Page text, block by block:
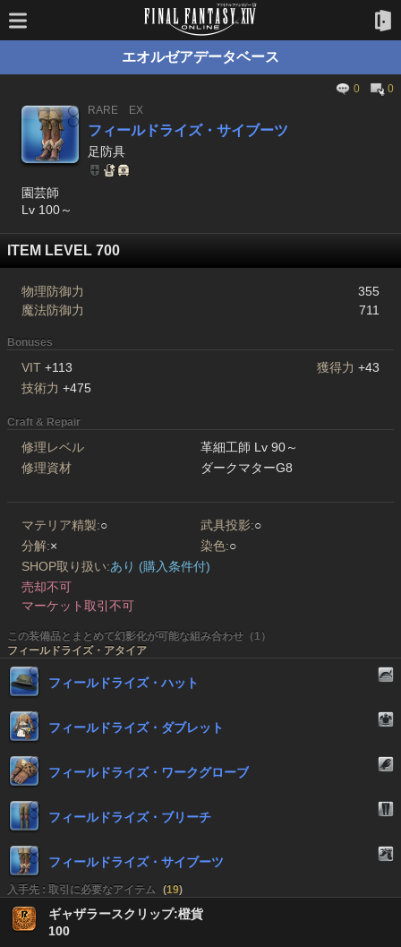
エオルゼアデータベース
0
0
RARE
EX
フィールドライズ・サイブーツ
足防具
園芸師
Lv 100～
ITEM LEVEL 700
物理防御力
355
魔法防御力
711
Bonuses
VIT +113 獲得力 +43
技術力 +475
Craft & Repair
修理レベル
革細工師 Lv 90～
修理資材
ダークマターG8
マテリア精製:○ 武具投影:○
分解:× 染色:○
SHOP取り扱い:あり (購入条件付)
売却不可
マーケット取引不可
この装備品とまとめて幻影化が可能な組み合わせ（1）
フィールドライズ・アタイア
フィールドライズ・ハット
フィールドライズ・ダブレット
フィールドライズ・ワークグローブ
フィールドライズ・ブリーチ
フィールドライズ・サイブーツ
入手先 : 取引に必要なアイテム (19)
ギャザラースクリップ:橙貨
100